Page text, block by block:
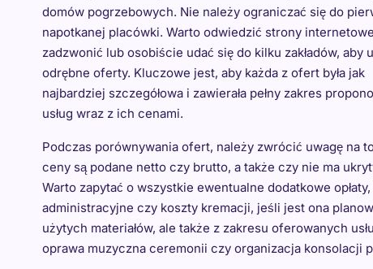
domów pogrzebowych. Nie należy ograniczać się do
napotkanej placówki. Warto odwiedzić strony
zadzwonić lub osobiście udać się do kilku zakładów, aby
odrębne oferty. Kluczowe jest, aby każda z ofert była jak
najbardziej szczegółowa i zawierała pełny zakres
usług wraz z ich cenami.
Podczas porównywania ofert, należy zwrócić uwagę na
ceny są podane netto czy brutto, a także czy nie ma
Warto zapytać o wszystkie ewentualne dodatkowe
administracyjne czy koszty kremacji, jeśli jest ona
użytych materiałów, ale także z zakresu oferowanych
oprawa muzyczna ceremonii czy organizacja konsolacji